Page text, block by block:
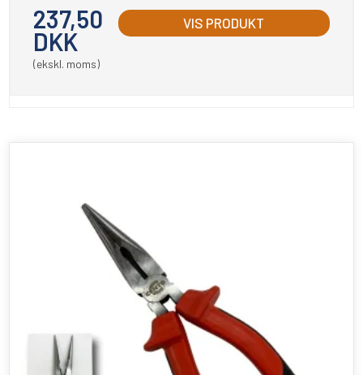
237,50
DKK
(ekskl. moms)
VIS PRODUKT